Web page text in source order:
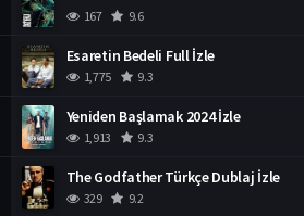
167 9.6
Esaretin Bedeli Full İzle
1,775 9.3
Yeniden Başlamak 2024 İzle
1,913 9.3
The Godfather Türkçe Dublaj İzle
329 9.2